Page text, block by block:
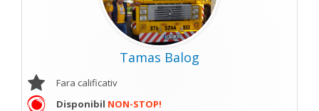
Tamas Balog
Fara calificativ
Disponibil NON-STOP!